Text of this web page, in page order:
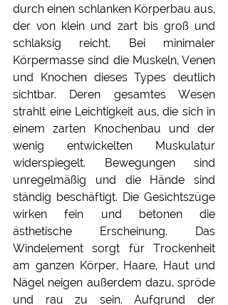
durch einen schlanken Körperbau aus,
der von klein und zart bis groß und
schlaksig reicht. Bei minimaler
Körpermasse sind die Muskeln, Venen
und Knochen dieses Types deutlich
sichtbar. Deren gesamtes Wesen
strahlt eine Leichtigkeit aus, die sich in
einem zarten Knochenbau und der
wenig entwickelten Muskulatur
widerspiegelt. Bewegungen sind
unregelmäßig und die Hände sind
ständig beschäftigt. Die Gesichtszüge
wirken fein und betonen die
ästhetische Erscheinung. Das
Windelement sorgt für Trockenheit
am ganzen Körper, Haare, Haut und
Nägel neigen außerdem dazu, spröde
und rau zu sein. Aufgrund der